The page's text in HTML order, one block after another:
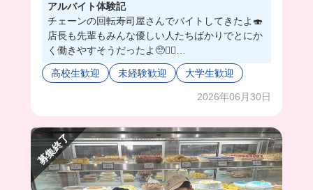
アルバイト体験記
チェーンの回転寿司屋さんでバイトしてきたよ🍣
店長も先輩もみんな優しい人たちばかりでとにか
く働きやすそうだったよ🥺❤️‍🔥
ここ注文は基本タブレット注文だし、母体が大手
のお寿司屋さんだからマニュアルもしっかりして
😭🫶
毎回のまかない楽しみにお仕事頑張れちゃうこと
間違いなし❣️
まかないで豪華な海鮮丼食べたい人はここでバイ
高校生歓迎 未経験歓迎 大学生歓迎
2026年06月30日
募集終了